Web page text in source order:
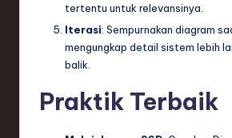
tertentu untuk relevansinya.
Iterasi: Sempurnakan diagram
mengungkap detail sistem lebih
balik.
Praktik Terbaik